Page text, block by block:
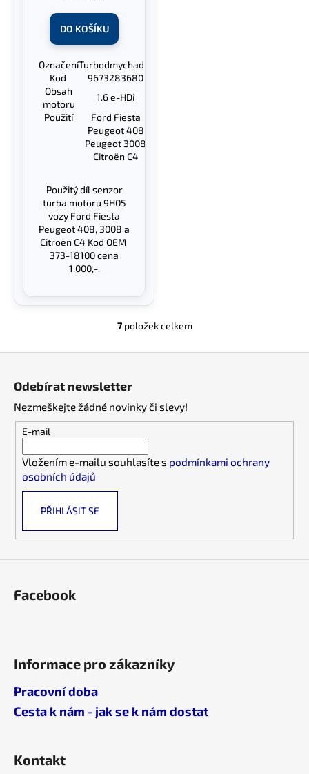
DO KOŠÍKU
OznačeníTurbodmychadlo
Kod
9673283680
Obsah
motoru
1.6 e-HDi
Použití
Ford Fiesta
Peugeot 408
Peugeot 3008
Citroën C4
Použitý díl senzor
turba motoru 9H05
vozy Ford Fiesta
Peugeot 408, 3008 a
Citroen C4 Kod OEM
373-18100 cena
1.000,-.
O
a
c
r
ý
p
7položek celkem
Odebírat newsletter
Nezmeškejte žádné novinky či slevy!
E-mail
Vložením e-mailu souhlasíte s podmínkami ochrany
osobních údajů
PŘIHLÁSIT SE
Facebook
Informace pro zákazníky
Pracovní doba
Cesta k nám - jak se k nám dostat
Kontakt